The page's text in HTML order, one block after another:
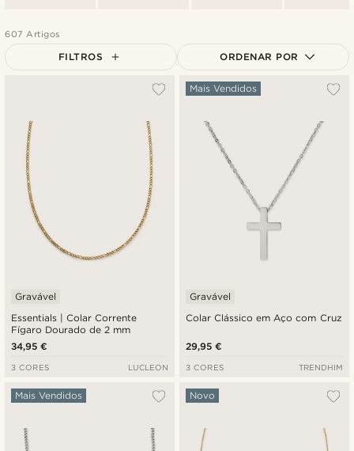
607 Artigos
FILTROS ORDENAR POR
Mais vendidos
Preço mais baixo
Preço mais alto
Essentials | Colar Corrente
Fígaro Dourado de 2 mm
Gravável
34,95 €
3 CORES LUCLEON
Colar Clássico em Aço com Cruz
Mais Vendidos
Gravável
29,95 €
3 CORES TRENDHIM
Mais Vendidos Novo